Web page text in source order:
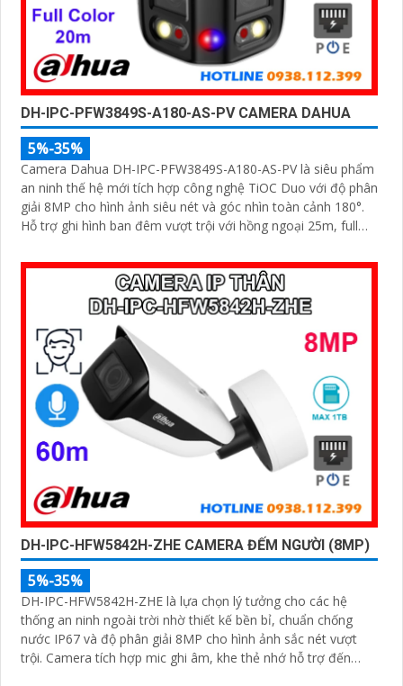
DH-IPC-PFW3849S-A180-AS-PV CAMERA DAHUA
5%-35%
Camera Dahua DH-IPC-PFW3849S-A180-AS-PV là siêu phẩm
an ninh thế hệ mới tích hợp công nghệ TiOC Duo với độ phân
giải 8MP cho hình ảnh siêu nét và góc nhìn toàn cảnh 180°.
Hỗ trợ ghi hình ban đêm vượt trội với hồng ngoại 25m, full
nhớ 256GB đáp ứng nhu cầu lưu trữ dài hạn, thiết kế chuẩn
IP67 chống bụi nước, cấp nguồn POE
DH-IPC-HFW5842H-ZHE CAMERA ĐẾM NGƯỜI (8MP)
5%-35%
DH-IPC-HFW5842H-ZHE là lựa chọn lý tưởng cho các hệ
thống an ninh ngoài trời nhờ thiết kế bền bỉ, chuẩn chống
nước IP67 và độ phân giải 8MP cho hình ảnh sắc nét vượt
trội. Camera tích hợp mic ghi âm, khe thẻ nhớ hỗ trợ đến